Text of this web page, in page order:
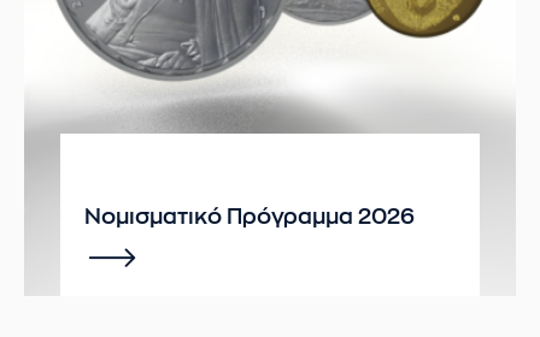
Νομισματικό Πρόγραμμα 2026